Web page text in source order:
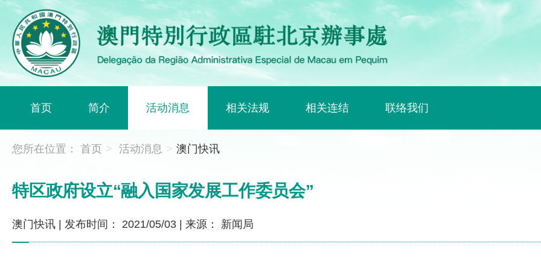
首页 简介 活动消息 相关法规 相关连结 联络我们
您所在位置： 首页 > 活动消息 > 澳门快讯
特区政府设立“融入国家发展工作委员会”
澳门快讯 | 发布时间： 2021/05/03 | 来源： 新闻局